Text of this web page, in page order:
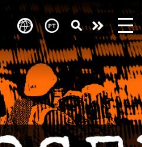
Take
action